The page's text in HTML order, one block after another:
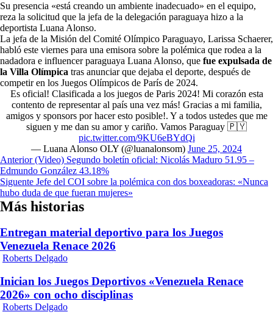
Su presencia «está creando un ambiente inadecuado» en el equipo,
reza la solicitud que la jefa de la delegación paraguaya hizo a la
deportista Luana Alonso.
La jefa de la Misión del Comité Olímpico Paraguayo, Larissa Schaerer,
habló este viernes para una emisora sobre la polémica que rodea a la
nadadora e influencer paraguaya Luana Alonso, que fue expulsada de
la Villa Olímpica tras anunciar que dejaba el deporte, después de
competir en los Juegos Olímpicos de París de 2024.
Es oficial! Clasificada a los juegos de Paris 2024! Mi corazón esta
contento de representar al país una vez más! Gracias a mi familia,
amigos y sponsors por hacer esto posible!. Y a todos ustedes que me
siguen y me dan su amor y cariño. Vamos Paraguay 🇵🇾
pic.twitter.com/9KU6eBYdQi
— Luana Alonso OLY (@luanalonsom) June 25, 2024
Navegación
de
entradas
Anterior(Video) Segundo boletín oficial: Nicolás Maduro 51.95 –
Edmundo González 43.18%
Siguente Jefe del COI sobre la polémica con dos boxeadoras: «Nunca
hubo duda de que fueran mujeres»
Más historias
Entregan material deportivo para los Juegos
Venezuela Renace 2026
Roberts Delgado
Inician los Juegos Deportivos «Venezuela Renace
2026» con ocho disciplinas
Roberts Delgado